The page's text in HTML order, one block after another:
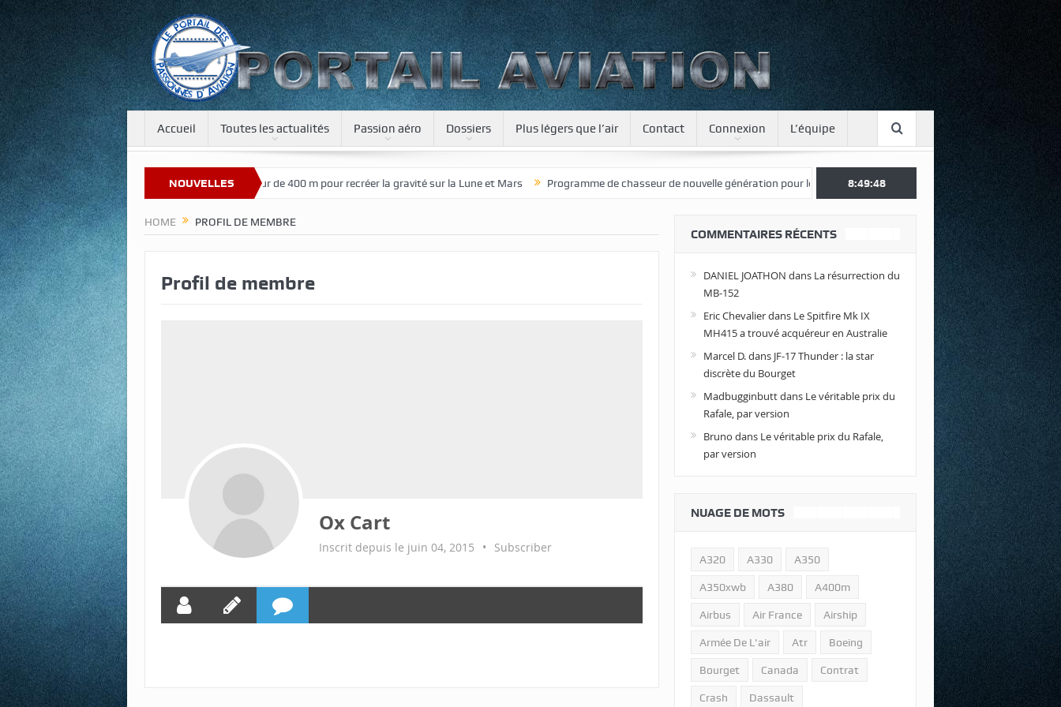
Accueil Toutes les actualités Passion aéro Dossiers Plus légers que l’air Contact Connexion L’équipe
NOUVELLES
Bienvenue sur notre nouveau site Une tour de 400 m pour recréer la gravité sur la Lune et Mars Programme de chasseur de nouvelle génération pour le Japon Une journée spotter à Luxeuil
8:49:48
HOME PROFIL DE MEMBRE
Profil de membre
Ox Cart
Inscrit depuis le juin 04, 2015 • Subscriber
COMMENTAIRES RÉCENTS
DANIEL JOATHON dans La résurrection du
MB-152
Eric Chevalierdans Le Spitfire Mk IX
MH415 a trouvé acquéreur en Australie
Marcel D.dans JF-17 Thunder : la star
discrète du Bourget
Madbugginbuttdans Le véritable prix du
Rafale, par version
Bruno dans Le véritable prix du Rafale,
par version
NUAGE DE MOTS
A320 A330 A350
A350xwb A380 A400m
Airbus Air France Airship
Armée De L'air Atr Boeing
Bourget Canada Contrat
Crash Dassault